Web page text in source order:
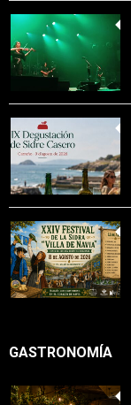
GASTRONOMÍA